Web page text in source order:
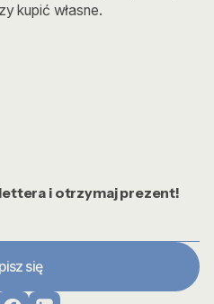
kupić własne.
i otrzymaj prezent!